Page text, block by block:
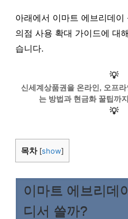
아래에서 이마트 에브리데이
의점 사용 확대 가이드에 대
습니다.
💡
신세계상품권을 온라인, 오프
는 방법과 현금화 꿀팁까
💡
목차 [show]
이마트 에브리데
디서 쓸까?